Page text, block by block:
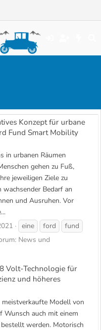
Konzept für urbane
Fund Smart Mobility
in urbanen Räumen
gehen zu Fuß,
jeweiligen Ziele zu
wachsender Bedarf an
und Ausruhen. Vor
eine ford
fund
News und
Volt-Technologie für
und höheres
Modell von
Wunsch auch mit einem
werden. Motorisch